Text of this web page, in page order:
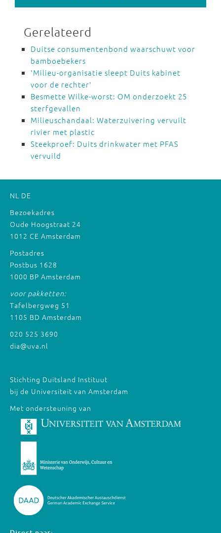
Gerelateerd
Duitse consumentenbond waarschuwt voor
bamboebekers
'Milieu-organisatie sleept Duits kabinet
voor de rechter'
Besmette Wilke-worst: OM onderzoekt 25
sterfgevallen
Milieuschandaal: Waterzuivering vervuilt
rivier met plastic
Steekproef: Duits drinkwater met PFAS
vervuild
NL DE
Bezoekadres
Oude Hoogstraat 24
1012 CE Amsterdam
Postadres
Postbus 1628
1000 BP Amsterdam
voor pakketten:
Tafelbergweg 51
1105 BD Amsterdam
020 525 3690
dia@uva.nl
Stichting Duitsland Instituut
bij de Universiteit van Amsterdam
Met ondersteuning van